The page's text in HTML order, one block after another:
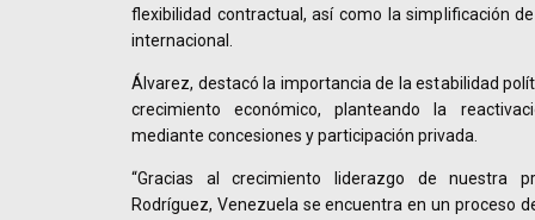
flexibilidad contractual, así como la simplificación
internacional.
Álvarez, destacó la importancia de la estabilidad
crecimiento económico, planteando la
mediante concesiones y participación privada.
“Gracias al crecimiento liderazgo de nuestra
Rodríguez, Venezuela se encuentra en un proceso